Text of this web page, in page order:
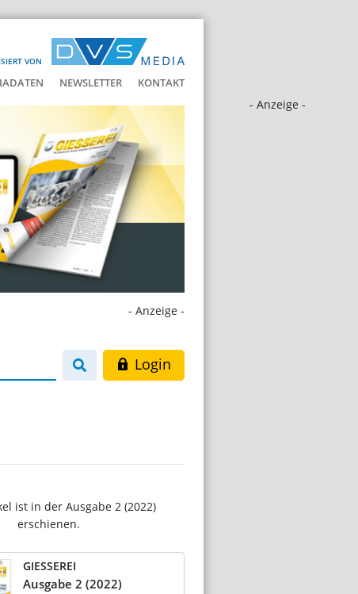
VON
NEWSLETTER KONTAKT
- Anzeige -
- Anzeige -
Login
ist in der Ausgabe 2 (2022)
erschienen.
GIESSEREI
Ausgabe 2 (2022)